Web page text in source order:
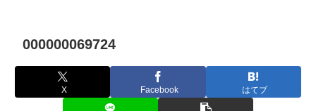
000000069724
X Facebook はてブ